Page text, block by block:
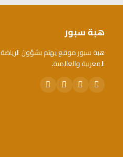
هبة سبور
هبة سبور موقع يهتم بشؤون الرياضة
المغربية والعالمية.